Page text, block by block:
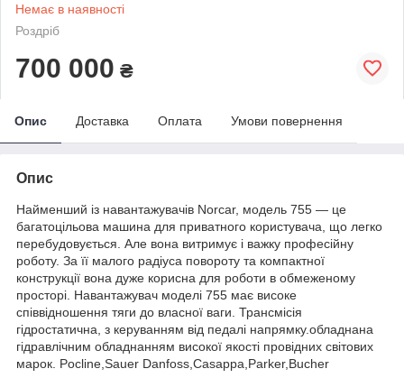
Немає в наявності
Роздріб
700 000 ₴
Опис Доставка Оплата Умови повернення
Опис
Найменший із навантажувачів Norcar, модель 755 — це
багатоцільова машина для приватного користувача, що легко
перебудовується. Але вона витримує і важку професійну
роботу. За її малого радіуса повороту та компактної
конструкції вона дуже корисна для роботи в обмеженому
просторі. Навантажувач моделі 755 має високе
співвідношення тяги до власної ваги. Трансмісія
гідростатична, з керуванням від педалі напрямку.обладнана
гідравлічним обладнанням високої якості провідних світових
марок. Pocline,Sauer Danfoss,Casappa,Parker,Bucher